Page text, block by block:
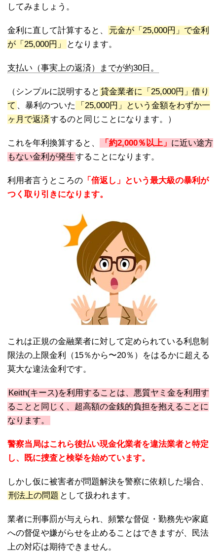
してみましょう。
金利に直して計算すると、
元金が「25,000円」で金利
が「25,000円」
となります。
支払い（事実上の返済）までが約30日。
（シンプルに説明すると 貸金業者に「25,000円」借り
て 、暴利のついた
「25,000円」という金額をわずか一
ヶ月で返済するのと同じことになります。）
これを年利換算すると、 「約2,000％以上」 に近い途方
もない金利が発生 することになります。
利用者言うところの 「倍返し」という最大級の暴利が
つく取り引きになります。
これは正規の金融業者に対して定められている利息制
限法の上限金利（15％から〜20％）をはるかに超える
莫大な違法金利です。
Keith(キース)を利用することは、悪質ヤミ金を利用す
ることと同じく、超高額の金銭的負担を抱えることに
なります。
警察当局はこれら後払い現金化業者を違法業者と特定
し、既に捜査と検挙を始めています。
しかし仮に被害者が問題解決を警察に依頼した場合、
刑法上の問題 として扱われます。
業者に刑事罰が与えられ、頻繁な督促・勤務先や家庭
への督促や嫌がらせを止めることはできますが、民法
上の対応は期待できません。